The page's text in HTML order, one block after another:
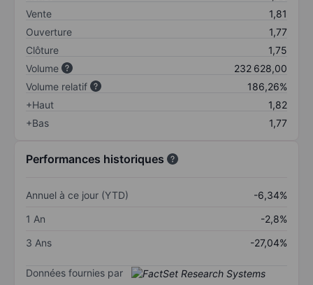
Vente
1,81
Ouverture
1,77
Clôture
1,75
Volume
232 628,00
Volume relatif
186,26%
+Haut
1,82
+Bas
1,77
Performances historiques
Annuel à ce jour (YTD)
-6,34%
1 An
-2,8%
3 Ans
-27,04%
Données fournies par